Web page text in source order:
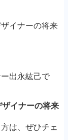
出永紘己で
ザイナーの将来
は、ぜひチェ